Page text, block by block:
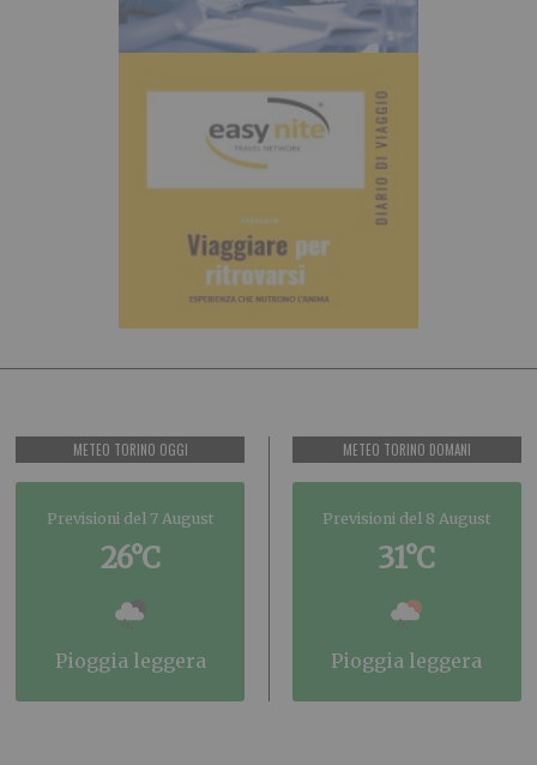
METEO TORINO OGGI
Previsioni del 7 August
26°C
pioggia leggera
METEO TORINO DOMANI
Previsioni del 8 August
31°C
pioggia leggera